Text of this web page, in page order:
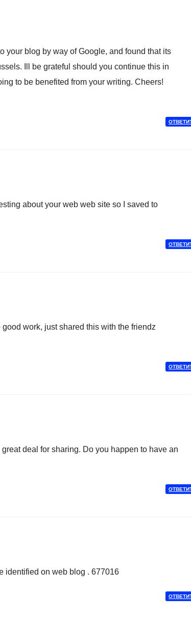
your blog by way of Google, and found that its
Ill be grateful should you continue this in
to be benefited from your writing. Cheers!
about your web web site so I saved to
work, just shared this with the friendz
deal for sharing. Do you happen to have an
identified on web blog . 677016